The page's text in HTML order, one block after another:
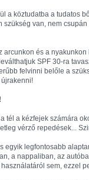
a köztudatba a tudatos
van, nem
arcunkon és a
SPF 30-ra
felvinni belőle a
tél a kézfejek számára
vérző repedések...
egyik legfontosabb
a nappaliban, az
sem, ezzel